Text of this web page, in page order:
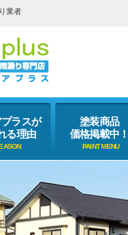
業者
プラスが
る理由
塗装商品
価格掲載中！